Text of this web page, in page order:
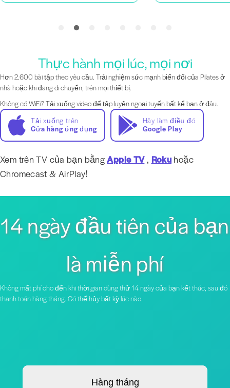
Thực hành mọi lúc, mọi nơi
Hơn 2.600 bài tập theo yêu cầu. Trải nghiệm sức mạnh biến đổi của Pilates ở
nhà hoặc khi đang di chuyển, trên mọi thiết bị.
Không có WiFi? Tải xuống video để tập luyện ngoại tuyến bất kể bạn ở đâu.
Tải xuống trên
Cửa hàng ứng dụng
Hãy làm điều đó
Google Play
Xem trên TV của bạn bằngApple TV, Roku hoặc
Chromecast & AirPlay!
14 ngày đầu tiên của bạn
là miễn phí
Không mất phí cho đến khi thời gian dùng thử 14 ngày của bạn kết thúc, sau đó
thanh toán hàng tháng. Có thể hủy bất kỳ lúc nào.
Hàng tháng